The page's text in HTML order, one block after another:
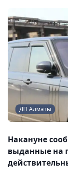
ДП Алматы
Накануне
выданные на